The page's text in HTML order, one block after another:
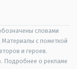
словами
Материалы с пометкой
и героев.
Подробнее о рекламе